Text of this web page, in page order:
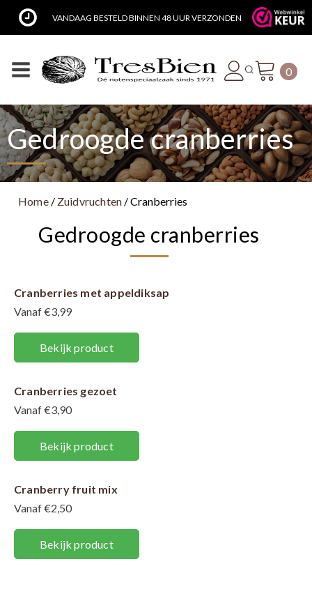
VANDAAG BESTELD BINNEN 48 UUR VERZONDEN
0
Gedroogde cranberries
Home/ Zuidvruchten / Cranberries
Gedroogde cranberries
Cranberries met appeldiksap
Vanaf €3,99
Bekijk product
Cranberries gezoet
Vanaf €3,90
Bekijk product
Cranberry fruit mix
Vanaf €2,50
Bekijk product